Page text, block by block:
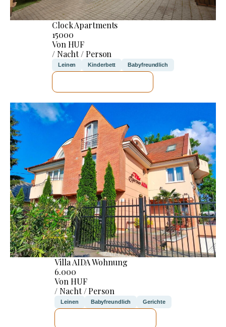
Clock Apartments
15000
Von HUF
/ Nacht / Person
Leinen Kinderbett Babyfreundlich
Villa AIDA Wohnung
6.000
Von HUF
/ Nacht / Person
Leinen Babyfreundlich Gerichte